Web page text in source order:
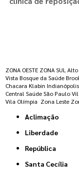
ZONA OESTE ZONA SUL Alto
Vista Bosque da Saúde
Chacara Klabin Indianópolis
Central Saúde São Paulo
Vila Olímpia Zona Leste
Aclimação
Liberdade
República
Santa Cecília